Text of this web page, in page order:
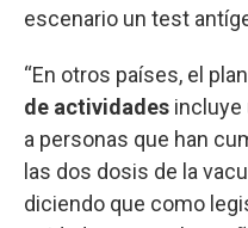
escenario un test
“En otros países, el
de actividades incluye
a personas que han
las dos dosis de la
diciendo que como